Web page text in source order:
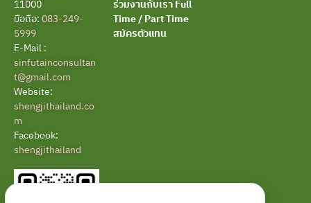
11000
มือถือ: 083-249-
5999
E-Mail :
sinfutainconsultan
t@gmail.com
Website:
shengjithailand.co
m
Facebook:
shengjithailand
ร่วมงานกับเรา Full
Time / Part Time
สมัครตัวแทน